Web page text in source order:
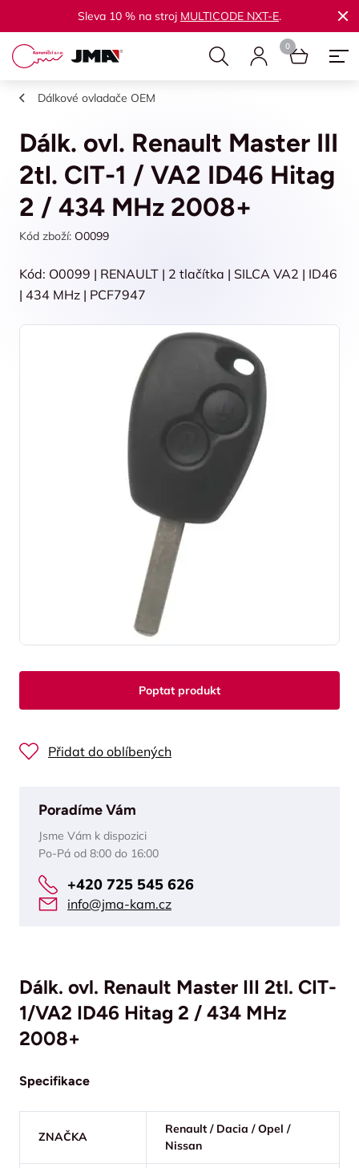
Sleva 10 % na stroj MULTICODE NXT-E.
Dálkové ovladače OEM
Dálk. ovl. Renault Master III
2tl. CIT-1 / VA2 ID46 Hitag
2 / 434 MHz 2008+
Kód zboží: O0099
Kód: O0099 | RENAULT | 2 tlačítka | SILCA VA2 | ID46
| 434 MHz | PCF7947
Poptat produkt
Přidat do oblíbených
Poradíme Vám
Jsme Vám k dispozici
Po-Pá od 8:00 do 16:00
+420 725 545 626
info@jma-kam.cz
Dálk. ovl. Renault Master III 2tl. CIT-
1/VA2 ID46 Hitag 2 / 434 MHz
2008+
Specifikace
ZNAČKA
Renault / Dacia / Opel /
Nissan